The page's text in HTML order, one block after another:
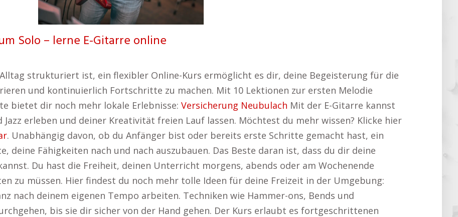
Solo – lerne E-Gitarre online
strukturiert ist, ein flexibler Online-Kurs ermöglicht es dir, deine Begeisterung für die
und kontinuierlich Fortschritte zu machen. Mit 10 Lektionen zur ersten Melodie
bietet dir noch mehr lokale Erlebnisse: Versicherung Neubulach Mit der E-Gitarre kannst
Jazz erleben und deiner Kreativität freien Lauf lassen. Möchtest du mehr wissen? Klicke hier
. Unabhängig davon, ob du Anfänger bist oder bereits erste Schritte gemacht hast, ein
deine Fähigkeiten nach und nach auszubauen. Das Beste daran ist, dass du dir deine
Du hast die Freiheit, deinen Unterricht morgens, abends oder am Wochenende
zu müssen. Hier findest du noch mehr tolle Ideen für deine Freizeit in der Umgebung:
nach deinem eigenen Tempo arbeiten. Techniken wie Hammer-ons, Bends und
bis sie dir sicher von der Hand gehen. Der Kurs erlaubt es fortgeschrittenen